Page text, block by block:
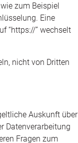
zum Beispiel
Eine
“https://” wechselt
nicht von Dritten
Auskunft über
Datenverarbeitung
Fragen zum